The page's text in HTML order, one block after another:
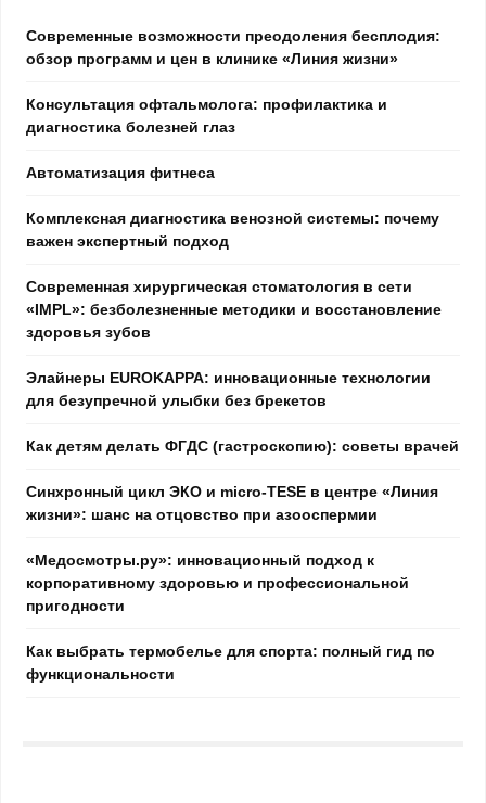
Современные возможности преодоления бесплодия:
обзор программ и цен в клинике «Линия жизни»
Консультация офтальмолога: профилактика и
диагностика болезней глаз
Автоматизация фитнеса
Комплексная диагностика венозной системы: почему
важен экспертный подход
Современная хирургическая стоматология в сети
«IMPL»: безболезненные методики и восстановление
здоровья зубов
Элайнеры EUROKAPPA: инновационные технологии
для безупречной улыбки без брекетов
Как детям делать ФГДС (гастроскопию): советы врачей
Синхронный цикл ЭКО и micro-TESE в центре «Линия
жизни»: шанс на отцовство при азооспермии
«Медосмотры.ру»: инновационный подход к
корпоративному здоровью и профессиональной
пригодности
Как выбрать термобелье для спорта: полный гид по
функциональности